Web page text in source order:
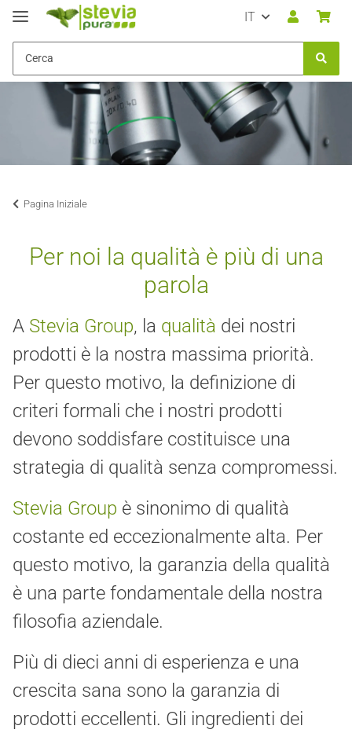
IT
Pagina Iniziale
Per noi la qualità è più di una
parola
A Stevia Group, la qualità dei nostri
prodotti è la nostra massima priorità.
Per questo motivo, la definizione di
criteri formali che i nostri prodotti
devono soddisfare costituisce una
strategia di qualità senza compromessi.
Stevia Group è sinonimo di qualità
costante ed eccezionalmente alta. Per
questo motivo, la garanzia della qualità
è una parte fondamentale della nostra
filosofia aziendale.
Più di dieci anni di esperienza e una
crescita sana sono la garanzia di
prodotti eccellenti. Gli ingredienti dei